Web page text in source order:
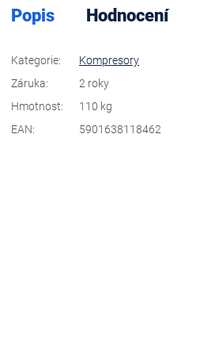
Popis Hodnocení
Kategorie:
Kompresory
Záruka:
2 roky
Hmotnost:
110 kg
EAN: 5901638118462